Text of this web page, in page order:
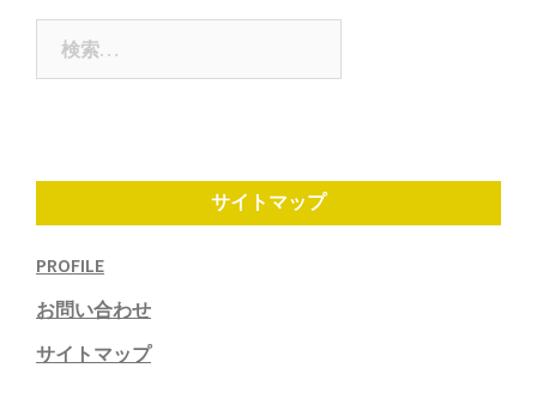
ン
サイトマップ
PROFILE
お問い合わせ
サイトマップ